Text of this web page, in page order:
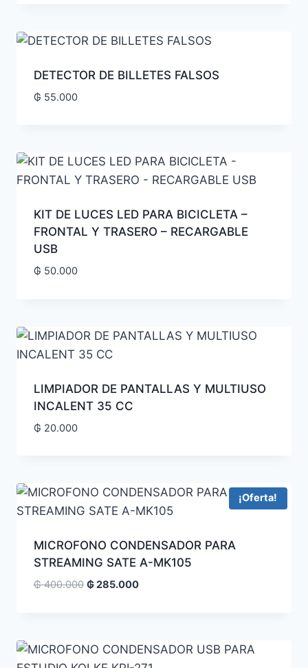
DETECTOR DE BILLETES FALSOS
₲ 55.000
KIT DE LUCES LED PARA BICICLETA –
FRONTAL Y TRASERO – RECARGABLE
USB
₲ 50.000
LIMPIADOR DE PANTALLAS Y MULTIUSO
INCALENT 35 CC
₲ 20.000
¡Oferta!
MICROFONO CONDENSADOR PARA
STREAMING SATE A-MK105
₲400.000 ₲285.000